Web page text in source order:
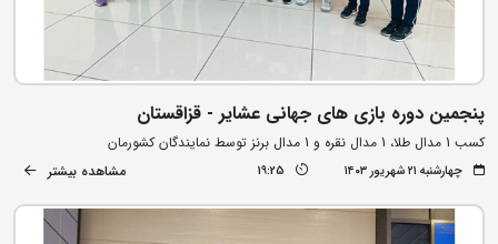
پنجمین دوره بازی های جهانی عشایر - قزاقستان
کسب 1 مدال طلا، 1 مدال نقره و 1 مدال برنز توسط نمایندگان کشورمان
چهارشنبه ۲۱ شهریور ۱۴۰۳ 19:25 مشاهده بیشتر